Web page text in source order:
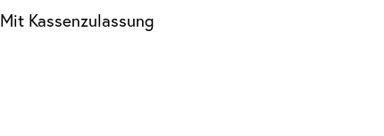
Mit Kassenzulassung